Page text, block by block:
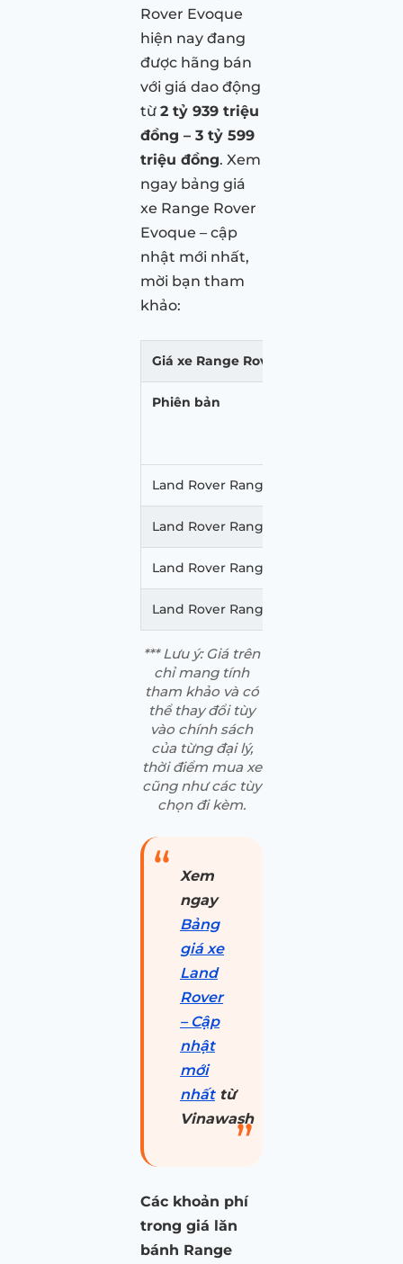
Rover Evoque
hiện nay đang
được hãng bán
với giá dao động
từ 2 tỷ 939 triệu
đồng – 3 tỷ 599
triệu đồng. Xem
ngay bảng giá
xe Range Rover
Evoque – cập
nhật mới nhất,
mời bạn tham
khảo:
Giá xe Range Rover Evoque
Phiên bản
Land Rover Range Rover Evoque S 1.5
Land Rover Range Rover Evoque S 2.0
Land Rover Range Rover Evoque
Land Rover Range Rover Evoque
*** Lưu ý: Giá trên
chỉ mang tính
tham khảo và có
thể thay đổi tùy
vào chính sách
của từng đại lý,
thời điểm mua xe
cũng như các tùy
chọn đi kèm.
Xem
ngay
Bảng
giá xe
Land
Rover
– Cập
nhật
mới
nhấttừ
Vinawash
Các khoản phí
trong giá lăn
bánh Range